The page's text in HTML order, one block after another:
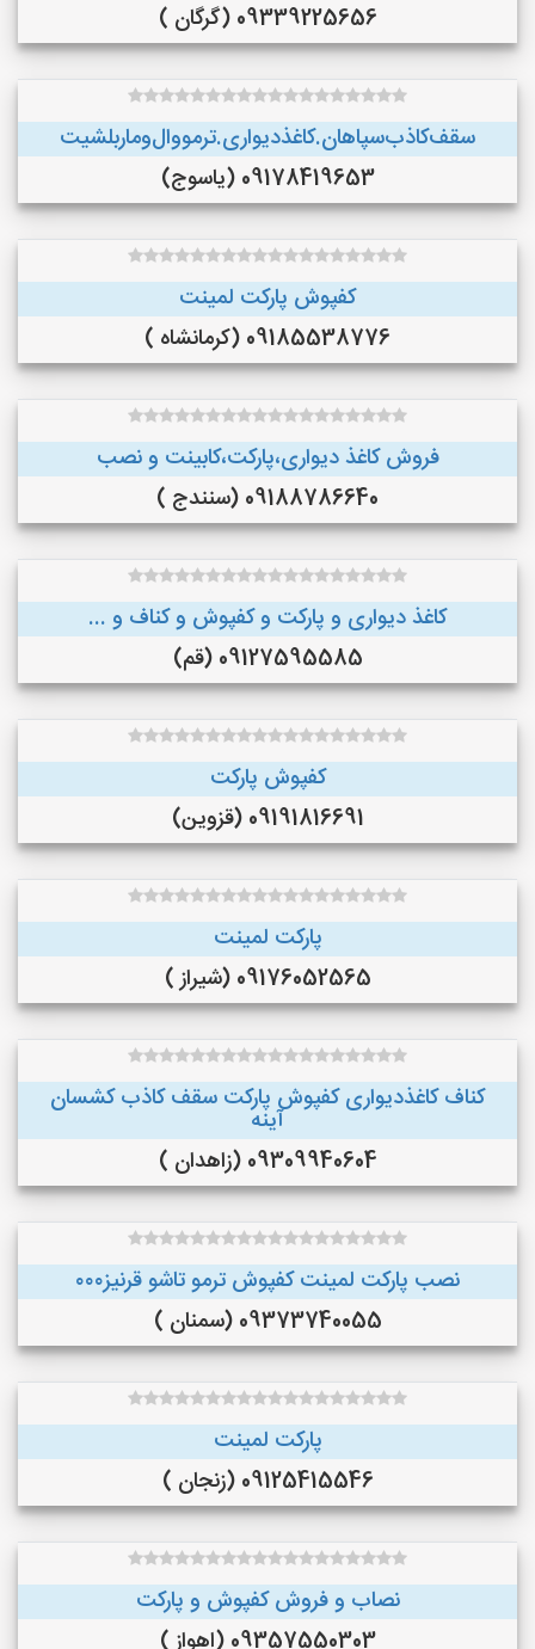
09339225656 (گرگان )
سقف‌کاذب‌سپاهان‌.کاغذ‌دیواری.ترمووال‌و‌ماربلشیت
09178419653 (یاسوج)
کفپوش پارکت لمینت
09185538776 (کرمانشاه )
فروش کاغذ دیواری،پارکت،کابینت و نصب
09188786640 (سنندج )
کاغذ دیواری و پارکت و کفپوش و کناف و ...
09127595585 (قم)
کفپوش پارکت
09191816691 (قزوین)
پارکت لمینت
09176052565 (شیراز )
کناف کاغذدیواری کفپوش پارکت سقف کاذب کشسان
آینه
09309940604 (زاهدان )
نصب پارکت لمینت کفپوش ترمو تاشو قرنیز۰۰۰
09373740055 (سمنان )
پارکت لمینت
09125415546 (زنجان )
نصاب و فروش کفپوش و پارکت
09357550303 (اهواز )